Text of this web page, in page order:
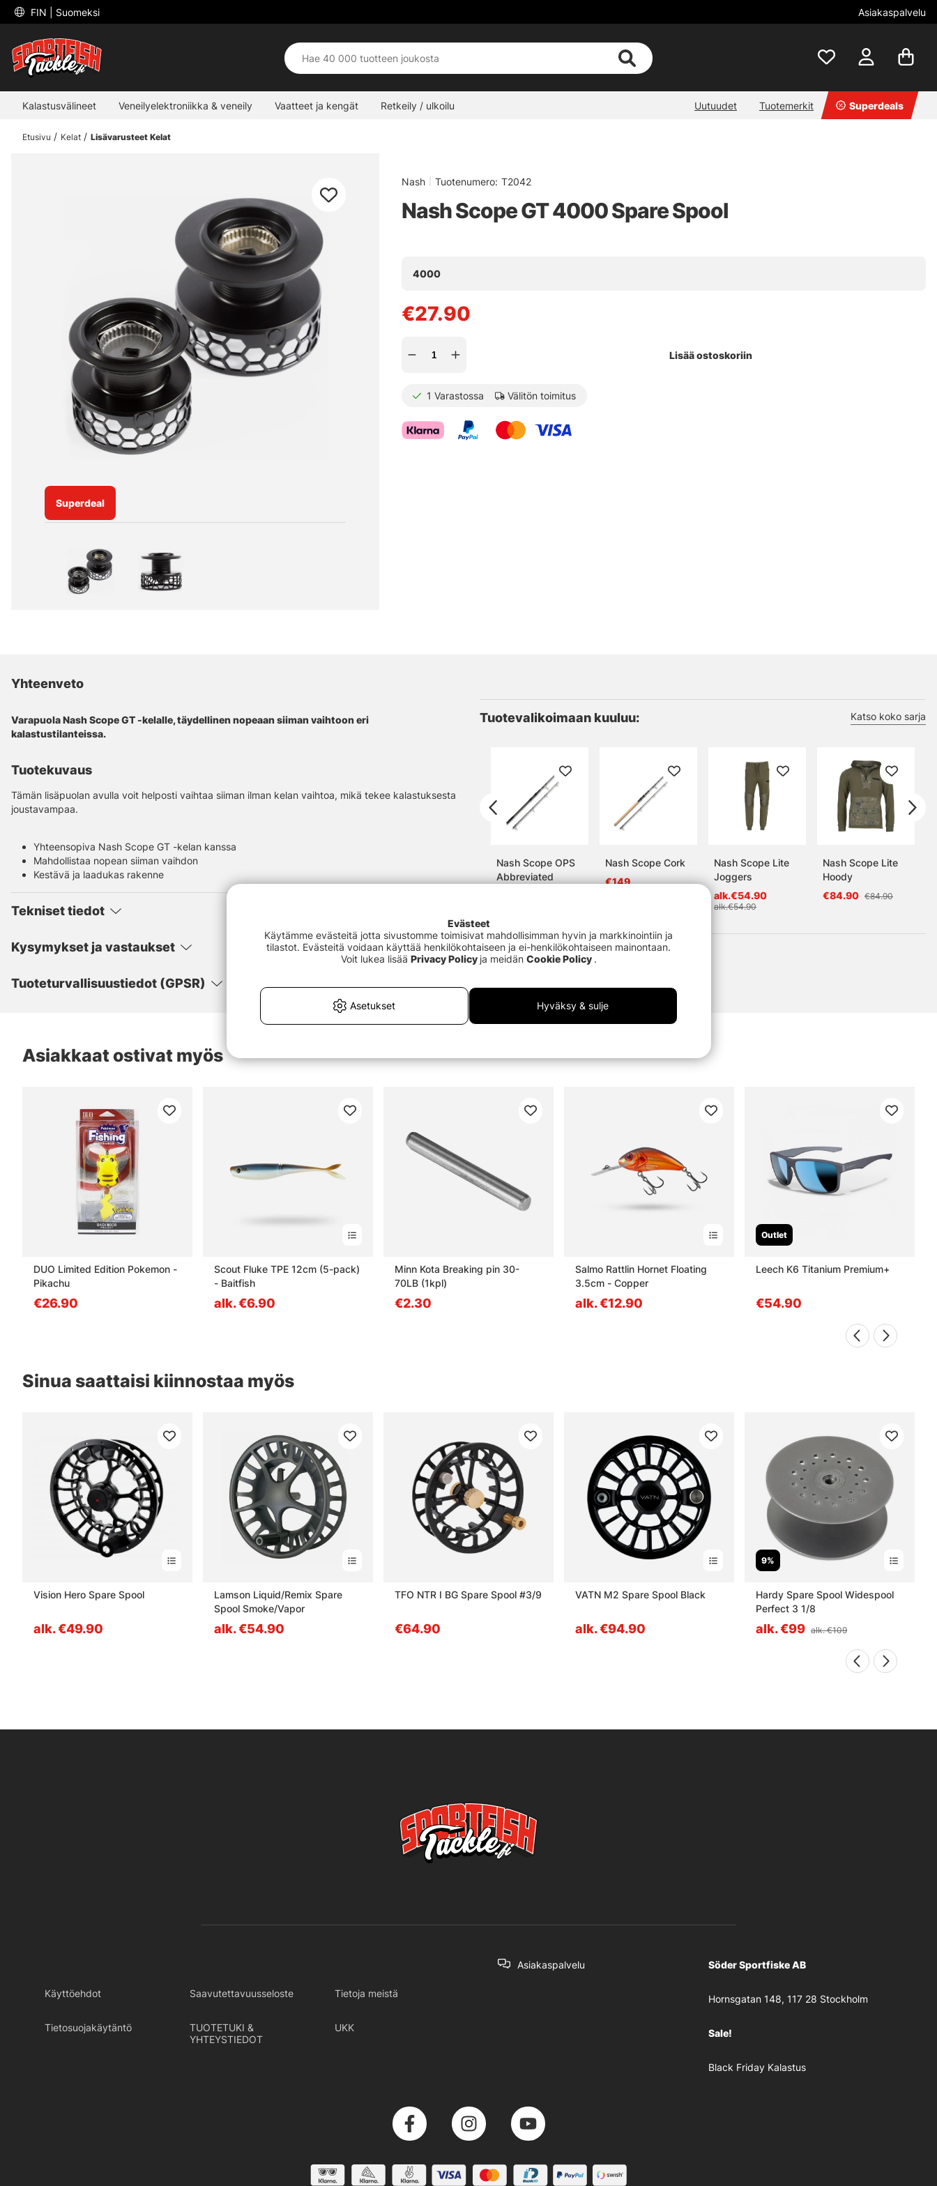
FIN | Suomeksi Asiakaspalvelu
Kalastusvälineet Veneilyelektroniikka & veneily Vaatteet ja kengät Retkeily / ulkoilu Uutuudet Tuotemerkit Superdeals
Etusivu Kelat Lisävarusteet Kelat
Superdeal
Nash Tuotenumero: T2042
Nash Scope GT 4000 Spare Spool
4000
€27.90
Lisää ostoskoriin
1 Varastossa Välitön toimitus
Yhteenveto
Varapuola Nash Scope GT -kelalle, täydellinen nopeaan siiman vaihtoon eri
kalastustilanteissa.
Tuotekuvaus
Tämän lisäpuolan avulla voit helposti vaihtaa siiman ilman kelan vaihtoa, mikä tekee kalastuksesta
joustavampaa.
Yhteensopiva Nash Scope GT -kelan kanssa
Mahdollistaa nopean siiman vaihdon
Kestävä ja laadukas rakenne
Tekniset tiedot
Kysymykset ja vastaukset
Tuoteturvallisuustiedot (GPSR)
Tuotevalikoimaan kuuluu: Katso koko sarja
Nash Scope OPS
Abbreviated
Nash Scope Cork
€149
Nash Scope Lite
Joggers
alk.€54.90
alk.€54.90
Nash Scope Lite
Hoody
€84.90 €84.90
Asiakkaat ostivat myös
DUO Limited Edition Pokemon -
Pikachu
€26.90
Scout Fluke TPE 12cm (5-pack)
- Baitfish
alk. €6.90
Minn Kota Breaking pin 30-
70LB (1kpl)
€2.30
Salmo Rattlin Hornet Floating
3.5cm - Copper
alk. €12.90
Outlet
Leech K6 Titanium Premium+
€54.90
Sinua saattaisi kiinnostaa myös
Vision Hero Spare Spool
alk. €49.90
Lamson Liquid/Remix Spare
Spool Smoke/Vapor
alk. €54.90
TFO NTR I BG Spare Spool #3/9
€64.90
VATN M2 Spare Spool Black
alk. €94.90
9%
Hardy Spare Spool Widespool
Perfect 3 1/8
alk. €99 alk. €109
Käyttöehdot Saavutettavuusseloste Tietoja meistä
Tietosuojakäytäntö
TUOTETUKI &
YHTEYSTIEDOT
UKK
Asiakaspalvelu Söder Sportfiske AB
Hornsgatan 148, 117 28 Stockholm
Sale!
Black Friday Kalastus
Evästeet
Käytämme evästeitä jotta sivustomme toimisivat mahdollisimman hyvin ja markkinointiin ja
tilastot. Evästeitä voidaan käyttää henkilökohtaiseen ja ei-henkilökohtaiseen mainontaan.
Voit lukea lisää Privacy Policy ja meidän Cookie Policy .
Asetukset Hyväksy & sulje